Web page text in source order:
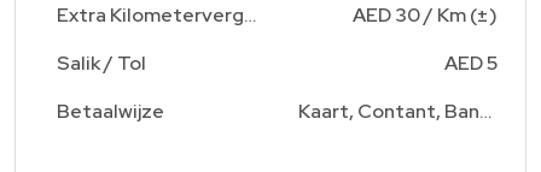
Extra Kilometervergoeding
Salik / Tol
Betaalwijze
AED 30 / Km (±)
AED 5
Kaart, Contant, Bankoverschrijving